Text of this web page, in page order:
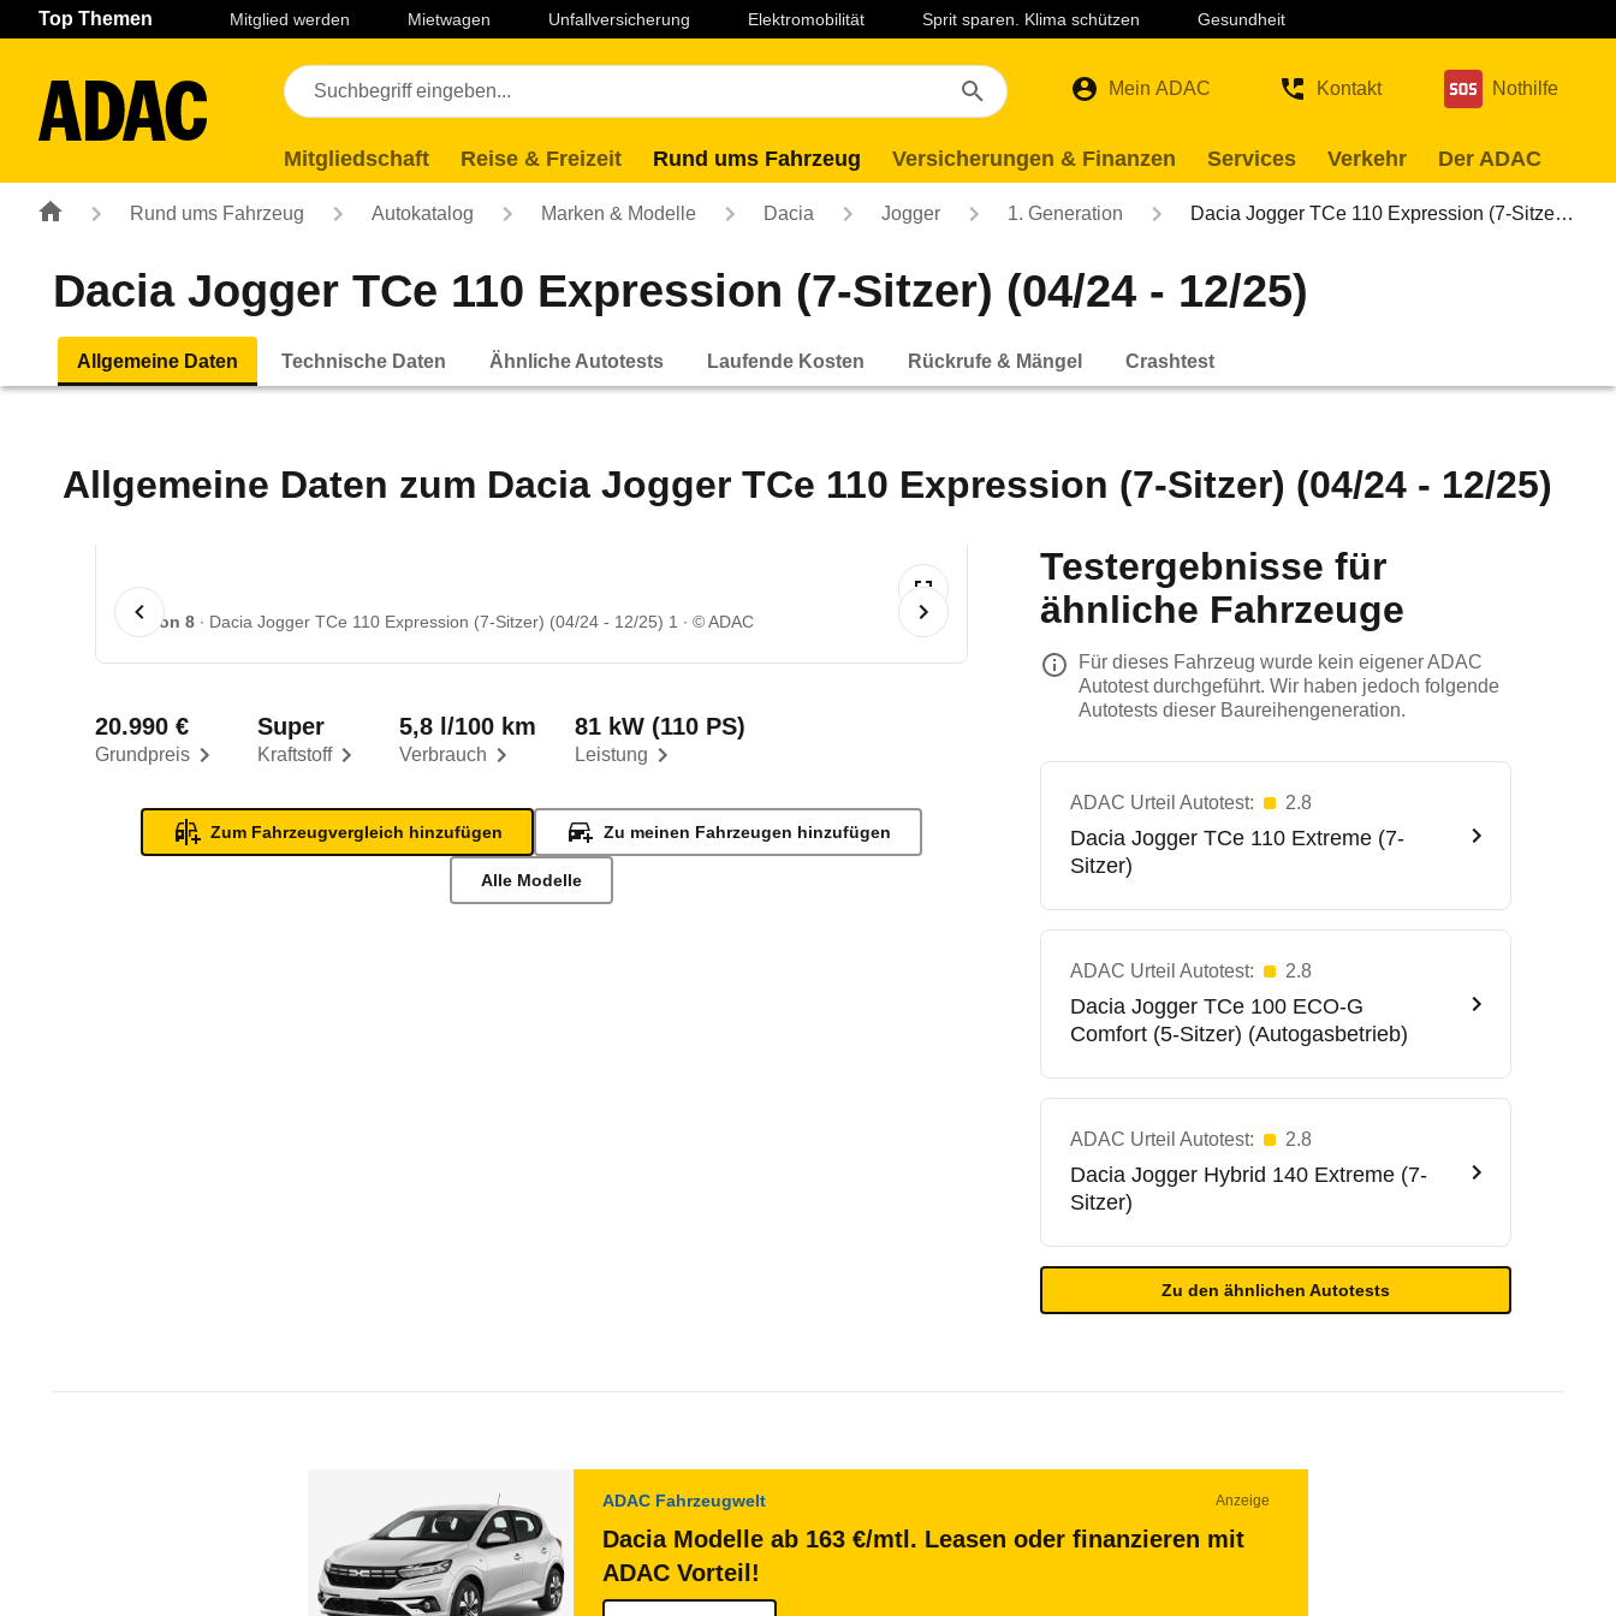
Navigation Seiteninhalt Fußzeile
Top Themen Mitglied werden Mietwagen Unfallversicherung Elektromobilität Sprit sparen. Klima schützen Gesundheit
Mein ADAC Kontakt Nothilfe
Mitgliedschaft Reise & Freizeit Rund ums Fahrzeug Versicherungen & Finanzen Services Verkehr Der ADAC
Rund ums Fahrzeug Autokatalog Marken & Modelle Dacia Jogger 1. Generation Dacia Jogger TCe 110 Expression (7-Sitze…
Dacia Jogger TCe 110 Expression (7-Sitzer) (04/24 - 12/25)
Allgemeine Daten Technische Daten Ähnliche Autotests Laufende Kosten Rückrufe & Mängel Crashtest
Allgemeine Daten zum Dacia Jogger TCe 110 Expression (7-Sitzer) (04/24 - 12/25)
1 von 8 Dacia Jogger TCe 110 Expression (7-Sitzer) (04/24 - 12/25) 1 © ADAC
Grundpreis
20.990 €
Kraftstoff
Super
Verbrauch
5,8 l/100 km
Leistung
81 kW (110 PS)
Zum Fahrzeugvergleich hinzufügen Zu meinen Fahrzeugen hinzufügen
Alle Modelle
Testergebnisse für
ähnliche Fahrzeuge
Für dieses Fahrzeug wurde kein eigener ADAC
Autotest durchgeführt. Wir haben jedoch folgende
Autotests dieser Baureihengeneration.
ADAC Urteil Autotest: 2.8
Dacia Jogger TCe 110 Extreme (7-
Sitzer)
ADAC Urteil Autotest: 2.8
Dacia Jogger TCe 100 ECO-G
Comfort (5-Sitzer) (Autogasbetrieb)
ADAC Urteil Autotest: 2.8
Dacia Jogger Hybrid 140 Extreme (7-
Sitzer)
Zu den ähnlichen Autotests
ADAC Fahrzeugwelt Anzeige
Dacia Modelle ab 163 €/mtl. Leasen oder finanzieren mit
ADAC Vorteil!